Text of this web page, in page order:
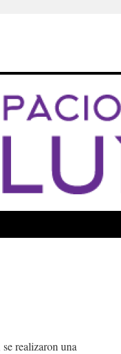
realizaron una